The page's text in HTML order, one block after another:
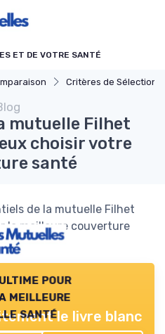
ET DE VOTRE SANTÉ
Critères de Sélection
mutuelle Filhet
choisir votre
santé
de la mutuelle Filhet
la meilleure couverture
pour
meilleure
santéle livre blanc